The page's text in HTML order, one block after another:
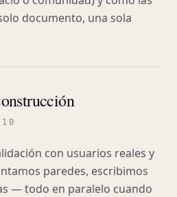
documento, una sola
10
con usuarios reales y
paredes, escribimos
— todo en paralelo cuando